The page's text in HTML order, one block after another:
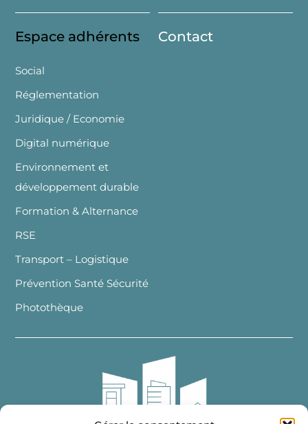
Espace adhérents
Social
Réglementation
Juridique / Economie
Digital numérique
Environnement et
développement durable
Formation & Alternance
RSE
Transport – Logistique
Prévention Santé Sécurité
Photothèque
Contact